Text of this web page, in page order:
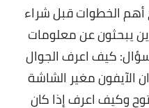
الخطوات قبل شراء
يبحثون عن معلومات
كيف اعرف الجوال
الآيفون مغير الشاشة
وكيف اعرف إذا كان